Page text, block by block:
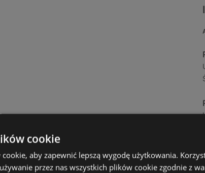
cookie
aby zapewnić lepszą wygodę użytkowania.
przez nas wszystkich plików cookie zgodnie z